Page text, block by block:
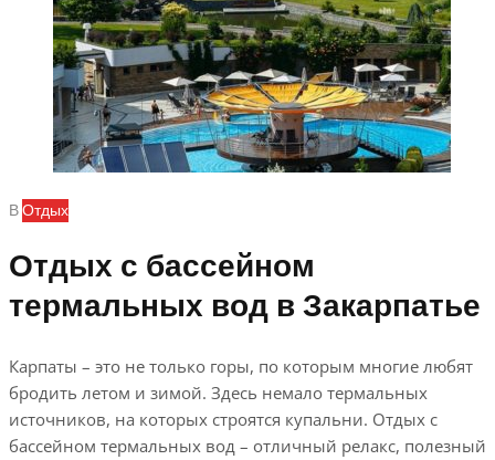
ВОтдых
Отдых с бассейном
термальных вод в Закарпатье
Карпаты – это не только горы, по которым многие любят
бродить летом и зимой. Здесь немало термальных
источников, на которых строятся купальни. Отдых с
бассейном термальных вод – отличный релакс, полезный